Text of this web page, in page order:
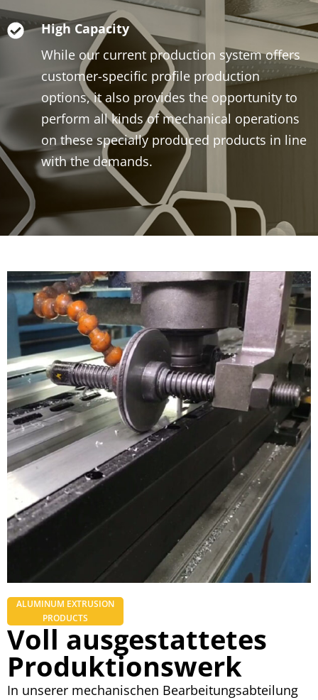
High Capacity
While our current production system offers
customer-specific profile production
options, it also provides the opportunity to
perform all kinds of mechanical operations
on these specially produced products in line
with the demands.
ALUMINUM EXTRUSION
PRODUCTS
Voll ausgestattetes
Produktionswerk
In unserer mechanischen Bearbeitungsabteilung